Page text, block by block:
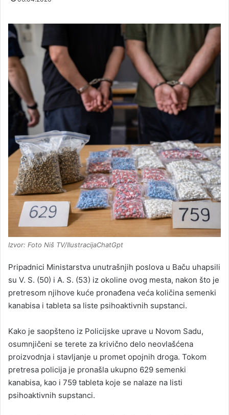
Izvor: Foto Niš TV/IlustracijaChatGpt
Pripadnici Ministarstva unutrašnjih poslova u Baču uhapsili
su V. S. (50) i A. S. (53) iz okoline ovog mesta, nakon što je
pretresom njihove kuće pronađena veća količina semenki
kanabisa i tableta sa liste psihoaktivnih supstanci.
Kako je saopšteno iz Policijske uprave u Novom Sadu,
osumnjičeni se terete za krivično delo neovlašćena
proizvodnja i stavljanje u promet opojnih droga. Tokom
pretresa policija je pronašla ukupno 629 semenki
kanabisa, kao i 759 tableta koje se nalaze na listi
psihoaktivnih supstanci.